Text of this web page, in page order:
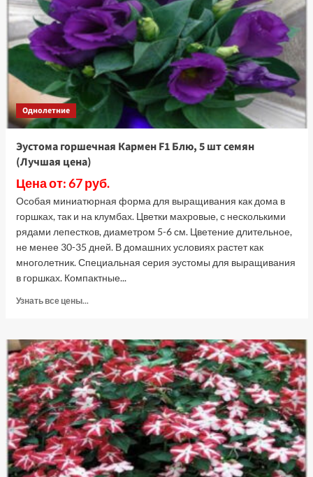
(Лучшая
цена)
Однолетние
Эустома горшечная Кармен F1 Блю, 5 шт семян
(Лучшая цена)
Цена от: 67 руб.
Особая миниатюрная форма для выращивания как дома в
горшках, так и на клумбах. Цветки махровые, с несколькими
рядами лепестков, диаметром 5-6 см. Цветение длительное,
не менее 30-35 дней. В домашних условиях растет как
многолетник. Специальная серия эустомы для выращивания
в горшках. Компактные...
Узнать все цены...
Эустома
горшечная
Кармен
F1
Блю,
5
шт
семян
(Лучшая
цена)